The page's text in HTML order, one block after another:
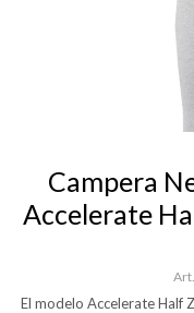
Campera
Accelerate
El modelo Accelerate Half